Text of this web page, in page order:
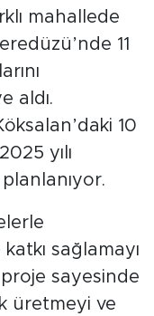
mahallede
11
aldı.
10
yılı
sağlamayı
sayesinde
üretmeyi ve